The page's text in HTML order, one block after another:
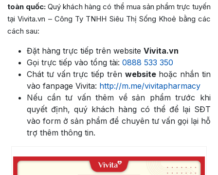
toàn quốc: Quý khách hàng có thể mua sản phẩm trực tuyến
tại Vivita.vn – Công Ty TNHH Siêu Thị Sống Khoẻ bằng các
cách sau:
Đặt hàng trực tiếp trên website Vivita.vn
Gọi trực tiếp vào tổng tài: 0888 533 350
Chát tư vấn trực tiếp trên websitehoặc nhắn tin
vào fanpage Vivita: http://m.me/vivitapharmacy
Nếu cần tư vấn thêm về sản phẩm trước khi
quyết định, quý khách hàng có thể để lại SĐT
vào form ở sản phẩm để chuyên tư vấn gọi lại hỗ
trợ thêm thông tin.